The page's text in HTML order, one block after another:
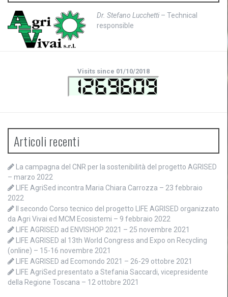
Dr. Stefano Lucchetti – Technical
responsible
Visits since 01/10/2018
Articoli recenti
La campagna del CNR per la sostenibilità del progetto AGRISED
– marzo 2022
LIFE AgriSed incontra Maria Chiara Carrozza – 23 febbraio
2022
Il secondo Corso tecnico del progetto LIFE AGRISED organizzato
da Agri Vivai ed MCM Ecosistemi – 9 febbraio 2022
LIFE AGRISED ad ENVISHOP 2021 – 25 novembre 2021
LIFE AGRISED al 13th World Congress and Expo on Recycling
(online) – 15-16 novembre 2021
LIFE AGRISED ad Ecomondo 2021 – 26-29 ottobre 2021
LIFE AgriSed presentato a Stefania Saccardi, vicepresidente
della Regione Toscana – 12 ottobre 2021